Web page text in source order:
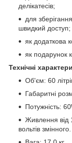
делікатесів;
для
швидкий доступ;
як додаткова
як подарунок
Технічні
Об'єм: 60
Габаритні
Потужність:
Живлення від
вольтів змінного.